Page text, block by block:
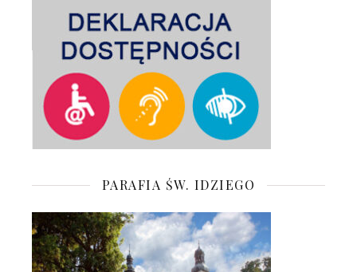
PARAFIA ŚW. IDZIEGO